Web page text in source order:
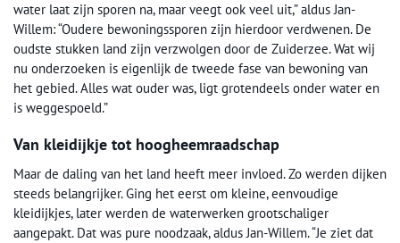
water laat zijn sporen na, maar veegt ook veel uit,” aldus Jan-
Willem: “Oudere bewoningssporen zijn hierdoor verdwenen. De
oudste stukken land zijn verzwolgen door de Zuiderzee. Wat wij
nu onderzoeken is eigenlijk de tweede fase van bewoning van
het gebied. Alles wat ouder was, ligt grotendeels onder water en
is weggespoeld.”
Van kleidijkje tot hoogheemraadschap
Maar de daling van het land heeft meer invloed. Zo werden dijken
steeds belangrijker. Ging het eerst om kleine, eenvoudige
kleidijkjes, later werden de waterwerken grootschaliger
aangepakt. Dat was pure noodzaak, aldus Jan-Willem. “Je ziet dat